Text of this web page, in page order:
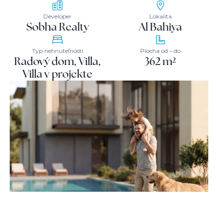
Developer
Sobha Realty
Lokalita
Al Bahiya
Typ nehnuteľností
Radový dom, Villa,
Villa v projekte
Plocha od – do
362 m²